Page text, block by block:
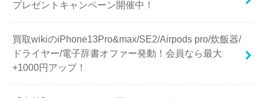
プレゼントキャンペーン開催中！
買取wikiのiPhone13Pro&max/SE2/Airpods pro/炊飯器/
ドライヤー/電子辞書オファー発動！会員なら最大
+1000円アップ！